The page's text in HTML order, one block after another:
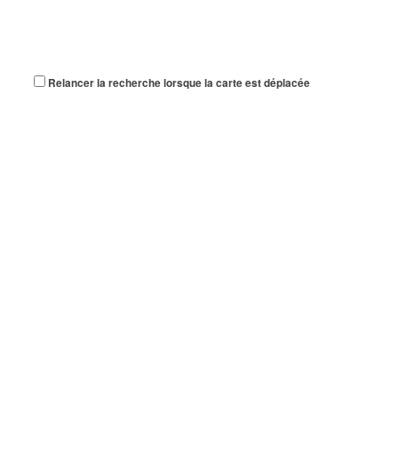
Relancer la recherche lorsque la carte est déplacée